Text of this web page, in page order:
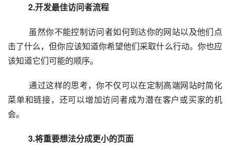
2.开发最佳访问者流程
击了什么，但你应该知道你希望他们采取什么行动。你也应
该知道它们可能的顺序。
菜单和链接，还可以增加访问者成为潜在客户或买家的机
会。
3.将重要想法分成更小的页面